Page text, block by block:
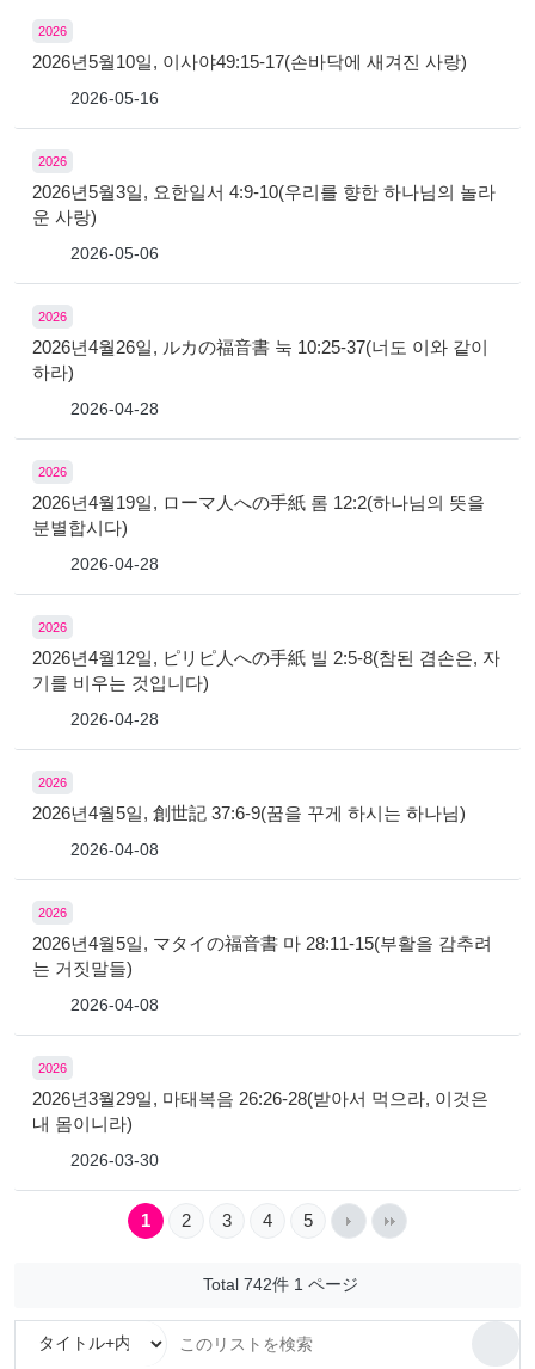
2026
2026년5월10일, 이사야49:15-17(손바닥에 새겨진 사랑)
2026-05-16
2026
2026년5월3일, 요한일서 4:9-10(우리를 향한 하나님의 놀라
운 사랑)
2026-05-06
2026
2026년4월26일, ルカの福音書 눅 10:25-37(너도 이와 같이
하라)
2026-04-28
2026
2026년4월19일, ローマ人への手紙 롬 12:2(하나님의 뜻을
분별합시다)
2026-04-28
2026
2026년4월12일, ピリピ人への手紙 빌 2:5-8(참된 겸손은, 자
기를 비우는 것입니다)
2026-04-28
2026
2026년4월5일, 創世記 37:6-9(꿈을 꾸게 하시는 하나님)
2026-04-08
2026
2026년4월5일, マタイの福音書 마 28:11-15(부활을 감추려
는 거짓말들)
2026-04-08
2026
2026년3월29일, 마태복음 26:26-28(받아서 먹으라, 이것은
내 몸이니라)
2026-03-30
1 2 3 4 5
Total 742件1 ページ